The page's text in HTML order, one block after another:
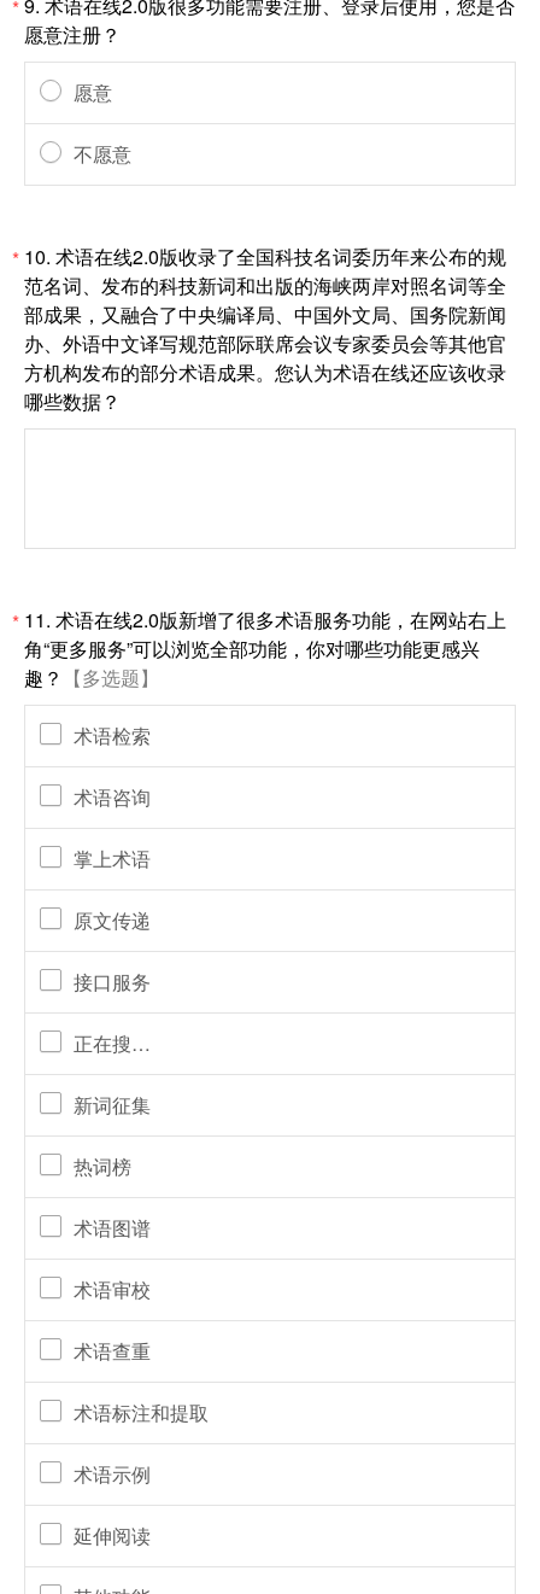
*
愿意注册？
愿意
不愿意
* 10. 术语在线2.0版收录了全国科技名词委历年来公布的规
范名词、发布的科技新词和出版的海峡两岸对照名词等全
部成果，又融合了中央编译局、中国外文局、国务院新闻
办、外语中文译写规范部际联席会议专家委员会等其他官
方机构发布的部分术语成果。您认为术语在线还应该收录
哪些数据？
* 11. 术语在线2.0版新增了很多术语服务功能，在网站右上
角“更多服务”可以浏览全部功能，你对哪些功能更感兴
趣？
【多选题】
术语检索
术语咨询
掌上术语
原文传递
接口服务
正在搜…
新词征集
热词榜
术语图谱
术语审校
术语查重
术语标注和提取
术语示例
延伸阅读